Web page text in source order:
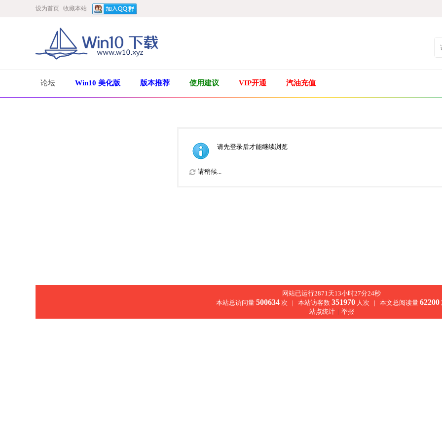
设为首页 收藏本站
论坛 Win10 美化版 版本推荐 使用建议 VIP开通 汽油充值
请先登录后才能继续浏览
请稍候...
网站已运行2871天13小时27分24秒
本站总访问量 500634次 | 本站访客数 351970人次 | 本文总阅读量 62200
站点统计 | 举报